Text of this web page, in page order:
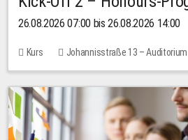
26.08.2026 07:00 bis 26.08.2026 14:00
Kurs
Johannisstraße 13 –
Keine freien Plätze